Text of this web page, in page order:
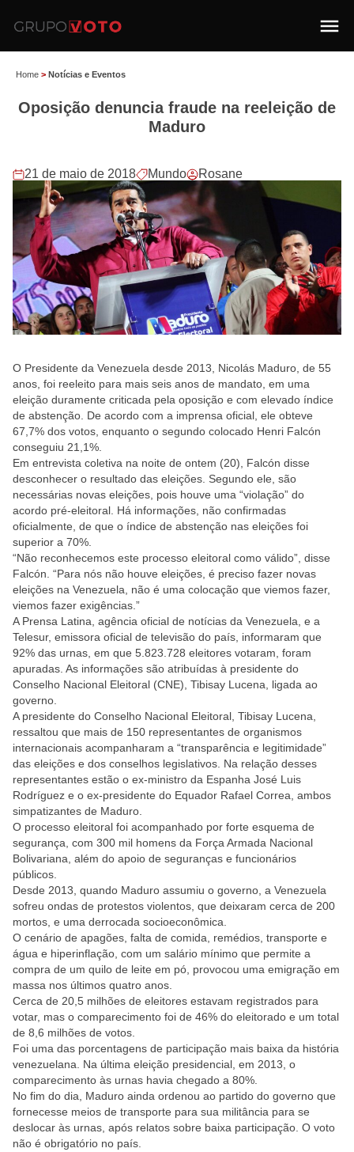
Home > Notícias e Eventos
Oposição denuncia fraude na reeleição de
Maduro
21 de maio de 2018 Mundo Rosane
O Presidente da Venezuela desde 2013, Nicolás Maduro, de 55
anos, foi reeleito para mais seis anos de mandato, em uma
eleição duramente criticada pela oposição e com elevado índice
de abstenção. De acordo com a imprensa oficial, ele obteve
67,7% dos votos, enquanto o segundo colocado Henri Falcón
conseguiu 21,1%.
Em entrevista coletiva na noite de ontem (20), Falcón disse
desconhecer o resultado das eleições. Segundo ele, são
necessárias novas eleições, pois houve uma “violação” do
acordo pré-eleitoral. Há informações, não confirmadas
oficialmente, de que o índice de abstenção nas eleições foi
superior a 70%.
“Não reconhecemos este processo eleitoral como válido”, disse
Falcón. “Para nós não houve eleições, é preciso fazer novas
eleições na Venezuela, não é uma colocação que viemos fazer,
viemos fazer exigências.”
A Prensa Latina, agência oficial de notícias da Venezuela, e a
Telesur, emissora oficial de televisão do país, informaram que
92% das urnas, em que 5.823.728 eleitores votaram, foram
apuradas. As informações são atribuídas à presidente do
Conselho Nacional Eleitoral (CNE), Tibisay Lucena, ligada ao
governo.
A presidente do Conselho Nacional Eleitoral, Tibisay Lucena,
ressaltou que mais de 150 representantes de organismos
internacionais acompanharam a “transparência e legitimidade”
das eleições e dos conselhos legislativos. Na relação desses
representantes estão o ex-ministro da Espanha José Luis
Rodríguez e o ex-presidente do Equador Rafael Correa, ambos
simpatizantes de Maduro.
O processo eleitoral foi acompanhado por forte esquema de
segurança, com 300 mil homens da Força Armada Nacional
Bolivariana, além do apoio de seguranças e funcionários
públicos.
Desde 2013, quando Maduro assumiu o governo, a Venezuela
sofreu ondas de protestos violentos, que deixaram cerca de 200
mortos, e uma derrocada socioeconômica.
O cenário de apagões, falta de comida, remédios, transporte e
água e hiperinflação, com um salário mínimo que permite a
compra de um quilo de leite em pó, provocou uma emigração em
massa nos últimos quatro anos.
Cerca de 20,5 milhões de eleitores estavam registrados para
votar, mas o comparecimento foi de 46% do eleitorado e um total
de 8,6 milhões de votos.
Foi uma das porcentagens de participação mais baixa da história
venezuelana. Na última eleição presidencial, em 2013, o
comparecimento às urnas havia chegado a 80%.
No fim do dia, Maduro ainda ordenou ao partido do governo que
fornecesse meios de transporte para sua militância para se
deslocar às urnas, após relatos sobre baixa participação. O voto
não é obrigatório no país.